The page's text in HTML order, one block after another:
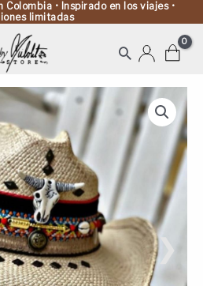
• Inspirado en los viajes •
limitadas
Buscar
❯